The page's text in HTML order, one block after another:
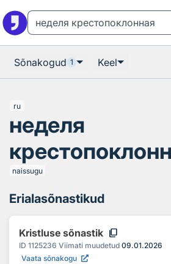
Sõnakogud 1 Keel
ru
неделя
naissugu
Erialasõnastikud
Kristluse sõnastik content_copy
ID 1125236 Viimati muudetud 09.01.2026
Vaata sõnakogu